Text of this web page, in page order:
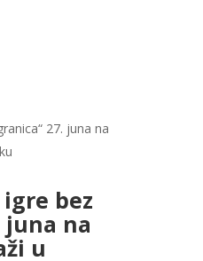
27. juna na
bez
juna na
u